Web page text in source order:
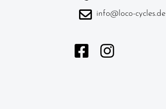
info@loco-cycles.de